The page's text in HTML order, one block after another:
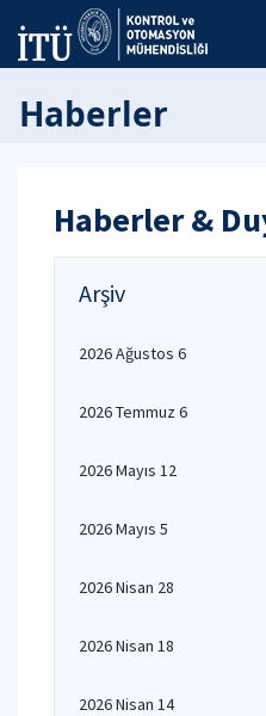
Haberler
Haberler &
Arşiv
2026 Ağustos 6
2026 Temmuz 6
2026 Mayıs 12
2026 Mayıs 5
2026 Nisan 28
2026 Nisan 18
2026 Nisan 14